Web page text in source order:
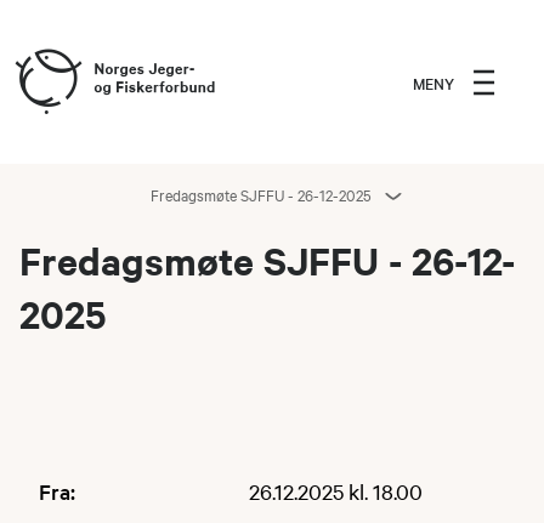
MENY
Fredagsmøte SJFFU - 26-12-2025
Fredagsmøte SJFFU - 26-12-
2025
Fra: 26.12.2025 kl. 18.00